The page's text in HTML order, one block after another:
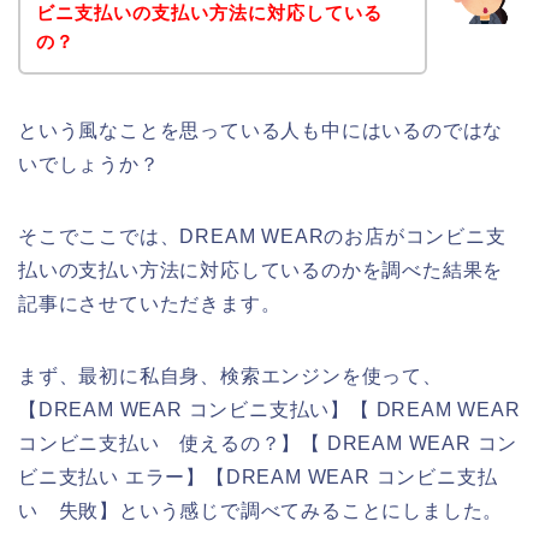
ビニ支払いの支払い方法に対応している
の？
という風なことを思っている人も中にはいるのではな
いでしょうか？
そこでここでは、DREAM WEARのお店がコンビニ支
払いの支払い方法に対応しているのかを調べた結果を
記事にさせていただきます。
まず、最初に私自身、検索エンジンを使って、
【DREAM WEAR コンビニ支払い】【 DREAM WEAR
コンビニ支払い 使えるの？】【 DREAM WEAR コン
ビニ支払い エラー】【DREAM WEAR コンビニ支払
い 失敗】という感じで調べてみることにしました。